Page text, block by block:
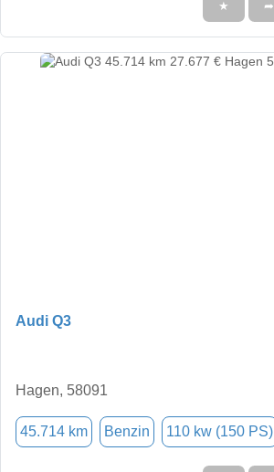
★ ➦
Audi Q3
Hagen, 58091
45.714 km Benzin 110 kw (150 PS)